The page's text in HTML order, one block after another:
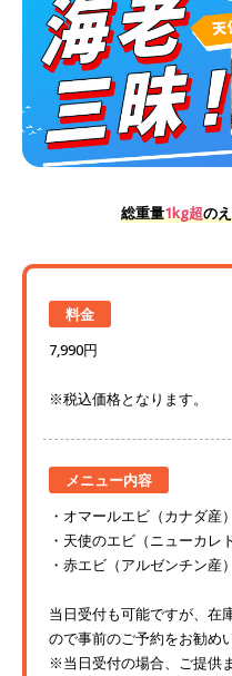
総重量1kg超の
料金
7,990円
※税込価格となります。
メニュー内容
オマールエビ（カナダ産
天使のエビ（ニューカレ
赤エビ（アルゼンチン産
当日受付も可能ですが、在
ので事前のご予約をお勧め
※当日受付の場合、ご提供